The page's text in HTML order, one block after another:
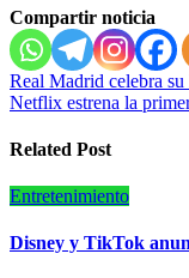
Compartir noticia
Navegación
de
entradas
Real Madrid celebra
Netflix estrena la
Related Post
Entretenimiento
Disney y TikTok